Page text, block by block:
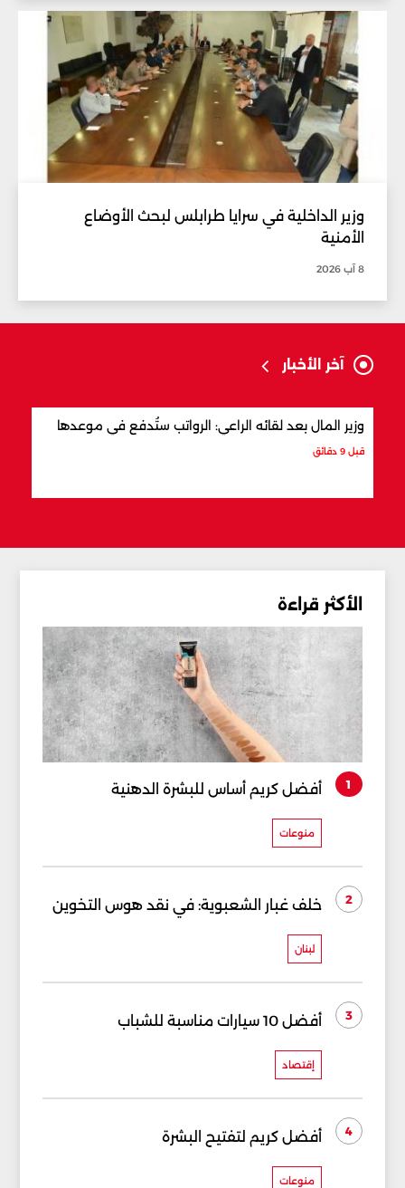
وزير الداخلية في سرايا طرابلس لبحث الأوضاع
الأمنية
8 آب 2026
آخر الأخبار
وزير المال بعد لقائه الراعي: الرواتب ستُدفع في موعدها
قبل 9 دقائق
الأكثر قراءة
1 أفضل كريم أساس للبشرة الدهنية
منوعات
2 خلف غبار الشعبوية: في نقد هوس التخوين
لبنان
3 أفضل 10 سيارات مناسبة للشباب
إقتصاد
4 أفضل كريم لتفتيح البشرة
منوعات